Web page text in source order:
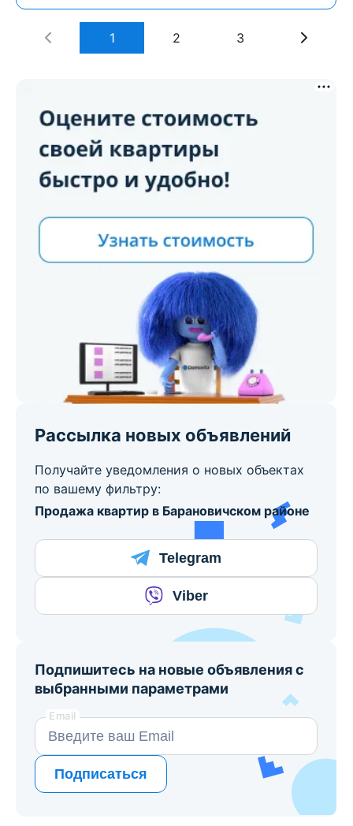
1 2 3
Рассылка новых объявлений
Получайте уведомления о новых объектах
по вашему фильтру:
Продажа квартир в Барановичском районе
Telegram
Viber
Подпишитесь на новые объявления с
выбранными параметрами
Email
Подписаться